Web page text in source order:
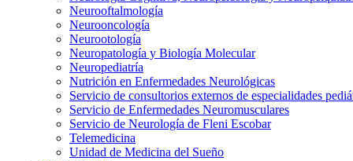
Neurooftalmología
Neurooncología
Neurootología
Neuropatología y Biología Molecular
Neuropediatría
Nutrición en Enfermedades Neurológicas
Servicio de consultorios externos de especialidades
Servicio de Enfermedades Neuromusculares
Servicio de Neurología de Fleni Escobar
Telemedicina
Unidad de Medicina del Sueño